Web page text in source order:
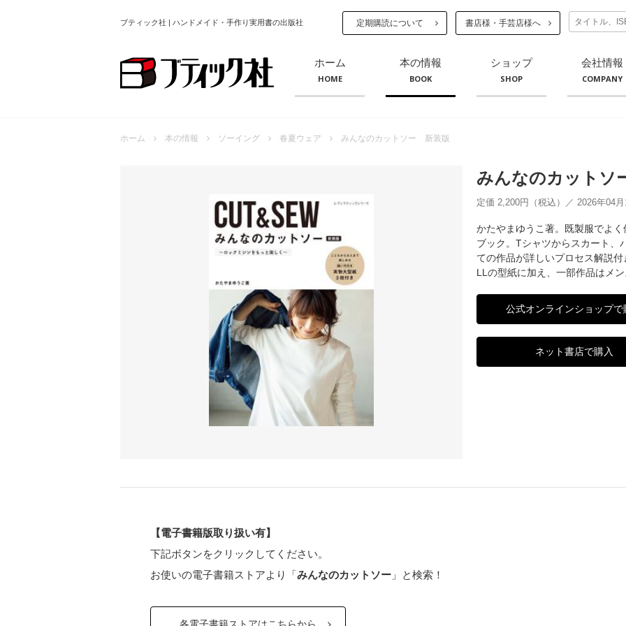
ブティック社 | ハンドメイド・手作り実用書の出版社 定期購読について 書店様・手芸店様へ
ホーム
HOME
本の情報
BOOK
ショップ
SHOP
会社情報
COMPANY
ホーム 本の情報 ソーイング 春夏ウェア みんなのカットソー 新装版
みんなのカット
定価 2,200円（税込）／ 2026年04
かたやまゆうこ著。既製服でよ
ブック。Tシャツからスカート、
ての作品が詳しいプロセス解説
LLの型紙に加え、一部作品はメ
公式オンラインショップで
ネット書店で購入
【電子書籍版取り扱い有】
下記ボタンをクリックしてください。
お使いの電子書籍ストアより「みんなのカットソー」と検索！